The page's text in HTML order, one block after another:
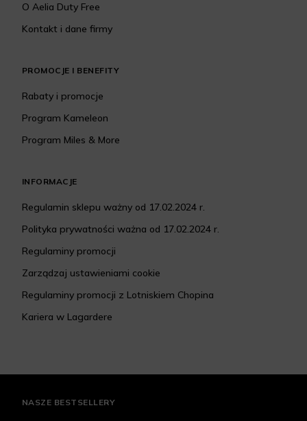
O Aelia Duty Free
Kontakt i dane firmy
PROMOCJE I BENEFITY
Rabaty i promocje
Program Kameleon
Program Miles & More
INFORMACJE
Regulamin sklepu ważny od 17.02.2024 r.
Polityka prywatności ważna od 17.02.2024 r.
Regulaminy promocji
Zarządzaj ustawieniami cookie
Regulaminy promocji z Lotniskiem Chopina
Kariera w Lagardere
NASZE BESTSELLERY